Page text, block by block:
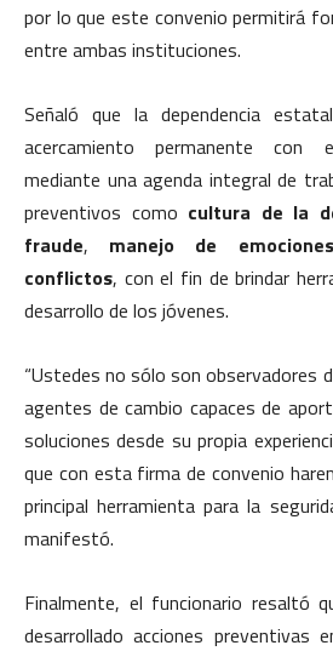
por lo que este convenio permitirá
entre ambas instituciones.
Señaló que la dependencia
acercamiento permanente con
mediante una agenda integral de
preventivos como cultura de la
fraude, manejo de emociones
conflictos, con el fin de brindar
desarrollo de los jóvenes.
“Ustedes no sólo son observadores
agentes de cambio capaces de
soluciones desde su propia
que con esta firma de convenio
principal herramienta para la
manifestó.
Finalmente, el funcionario resaltó
desarrollado acciones preventivas